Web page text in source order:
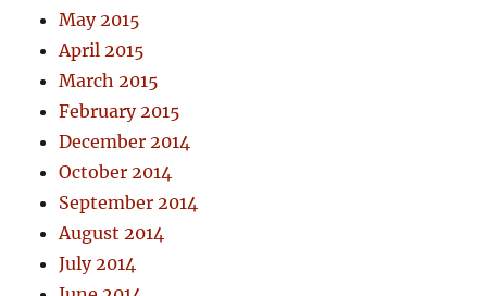
May 2015
April 2015
March 2015
February 2015
December 2014
October 2014
September 2014
August 2014
July 2014